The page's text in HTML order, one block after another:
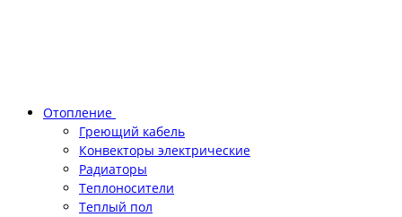
Отопление
Греющий кабель
Конвекторы электрические
Радиаторы
Теплоносители
Теплый пол